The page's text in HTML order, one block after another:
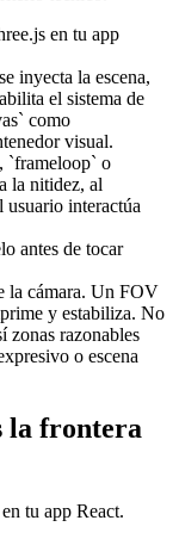
en tu app
inyecta la escena,
el sistema de
como
visual.
`frameloop` o
la nitidez, al
interactúa
antes de tocar
la cámara. Un FOV
y estabiliza. No
zonas razonables
o escena
la frontera
tu app React.